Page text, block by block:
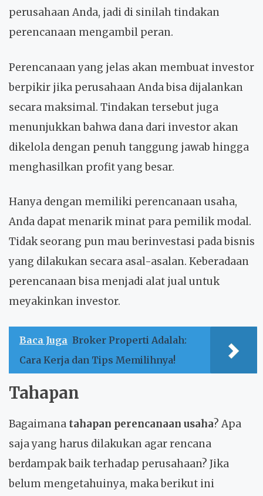
perusahaan Anda, jadi di sinilah tindakan
perencanaan mengambil peran.
Perencanaan yang jelas akan membuat investor
berpikir jika perusahaan Anda bisa dijalankan
secara maksimal. Tindakan tersebut juga
menunjukkan bahwa dana dari investor akan
dikelola dengan penuh tanggung jawab hingga
menghasilkan profit yang besar.
Hanya dengan memiliki perencanaan usaha,
Anda dapat menarik minat para pemilik modal.
Tidak seorang pun mau berinvestasi pada bisnis
yang dilakukan secara asal-asalan. Keberadaan
perencanaan bisa menjadi alat jual untuk
meyakinkan investor.
Baca Juga Broker Properti Adalah:
Cara Kerja dan Tips Memilihnya!
Tahapan
Bagaimana tahapan perencanaan usaha? Apa
saja yang harus dilakukan agar rencana
berdampak baik terhadap perusahaan? Jika
belum mengetahuinya, maka berikut ini